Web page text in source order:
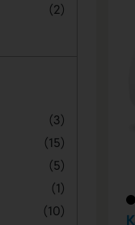
(2)
(3)
(15)
(5)
(1)
(10)